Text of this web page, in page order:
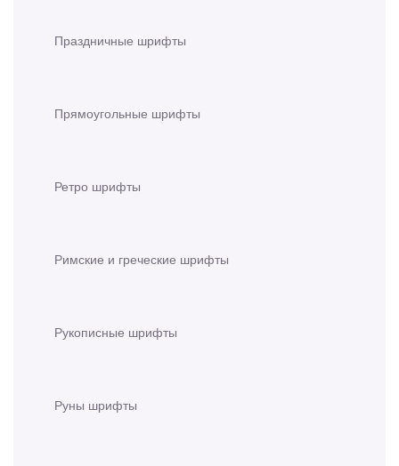
Праздничные шрифты
Прямоугольные шрифты
Ретро шрифты
Римские и греческие шрифты
Рукописные шрифты
Руны шрифты